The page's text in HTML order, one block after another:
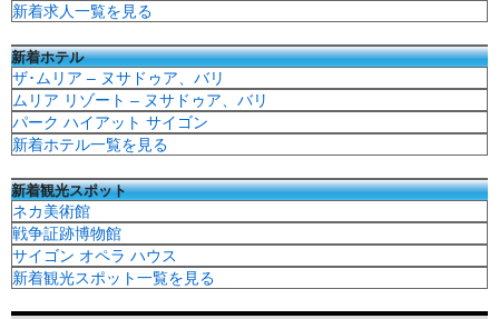
新着求人一覧を見る
新着ホテル
ザ･ムリア – ヌサドゥア、バリ
ムリア リゾート – ヌサドゥア、バリ
パーク ハイアット サイゴン
新着ホテル一覧を見る
新着観光スポット
ネカ美術館
戦争証跡博物館
サイゴン オペラ ハウス
新着観光スポット一覧を見る